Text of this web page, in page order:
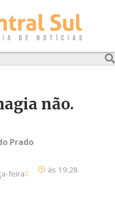
não.
Prado
feira às 19:28